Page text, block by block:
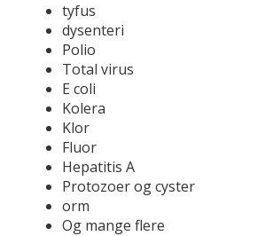
tyfus
dysenteri
Polio
Total virus
E coli
Kolera
Klor
Fluor
Hepatitis A
Protozoer og cyster
orm
Og mange flere